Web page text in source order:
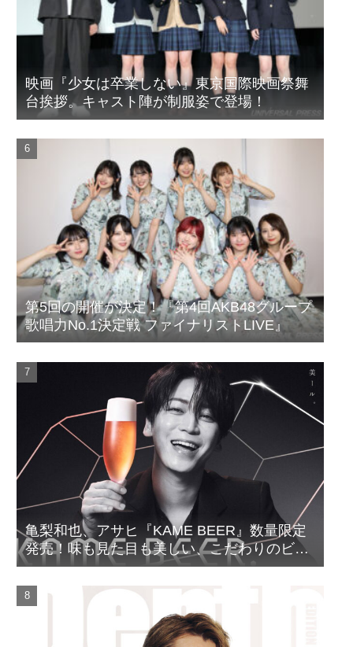
映画『少女は卒業しない』東京国際映画祭舞
台挨拶。キャスト陣が制服姿で登場！
第5回の開催が決定！『第4回AKB48グループ
歌唱力No.1決定戦 ファイナリストLIVE』
亀梨和也、アサヒ『KAME BEER』数量限定
発売！味も見た目も美しい、こだわりのビー
ルがついに完成